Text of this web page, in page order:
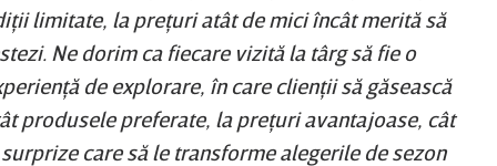
limitate, la preţuri atât de mici încât merită să
Ne dorim ca fiecare vizită la târg să fie o
de explorare, în care clienţii să găsească
produsele preferate, la preţuri avantajoase, cât
care să le transforme alegerile de sezon